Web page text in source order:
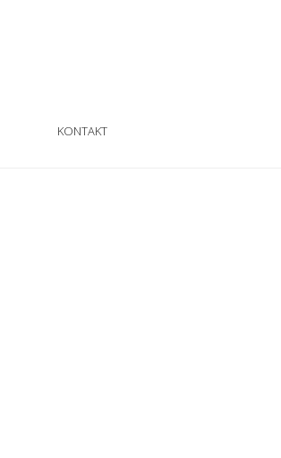
KONTAKT